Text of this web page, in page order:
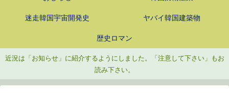
迷走韓国宇宙開発史 ヤバイ韓国建築物
歴史ロマン
近況は「お知らせ」に紹介するようにしました。「注意して下さい」もお
読み下さい。